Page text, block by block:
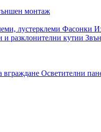
монтаж
лустерклеми Фасонки
и разклонителни кутии
вграждане Осветителни